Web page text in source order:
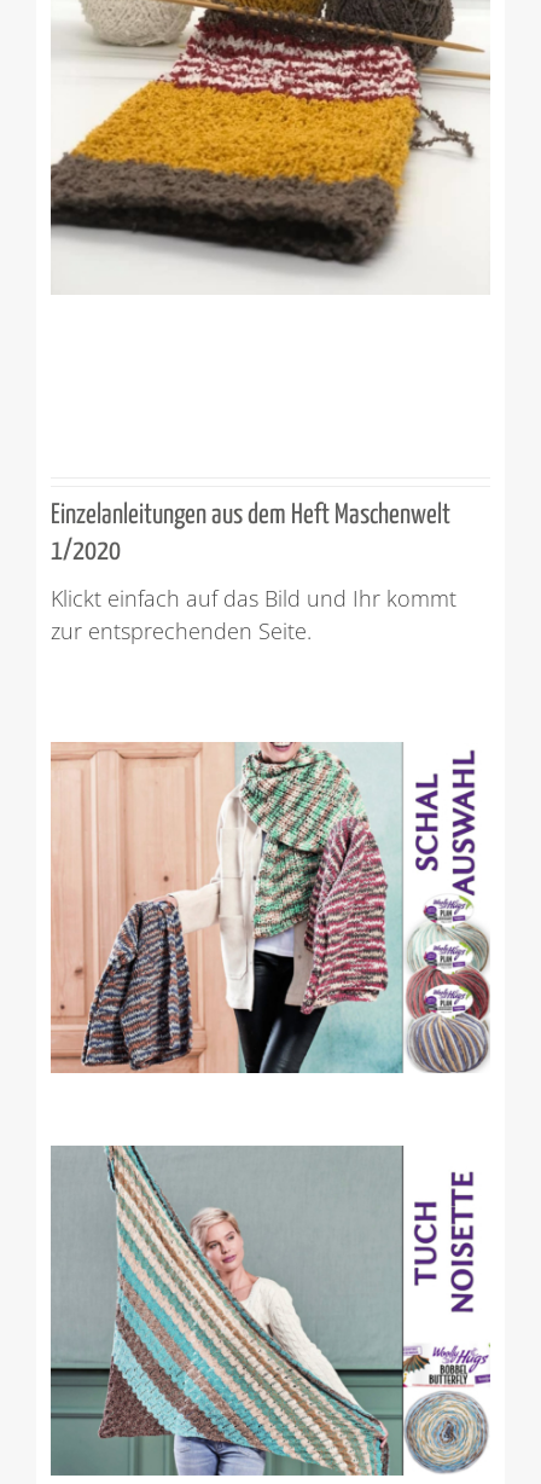
Einzelanleitungen aus dem Heft Maschenwelt
1/2020
Klickt einfach auf das Bild und Ihr kommt
zur entsprechenden Seite.